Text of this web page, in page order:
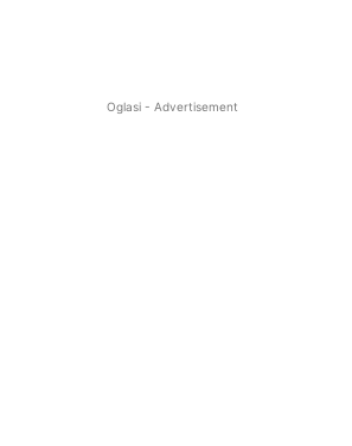
Oglasi - Advertisement